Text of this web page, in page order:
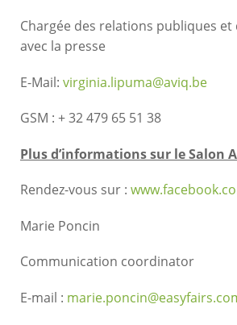
Chargée des relations publiques
avec la presse
E-Mail: virginia.lipuma@aviq.be
GSM : + 32 479 65 51 38
Plus d’informations sur le Salon
Rendez-vous sur :
Marie Poncin
Communication coordinator
E-mail :